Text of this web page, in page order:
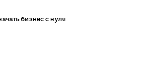
бизнес с нуля